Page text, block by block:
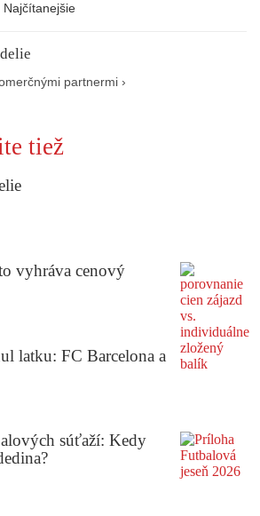
Najčítanejšie
partnermi ›
tiež
vyhráva cenový
latku: FC Barcelona a
súťaží: Kedy